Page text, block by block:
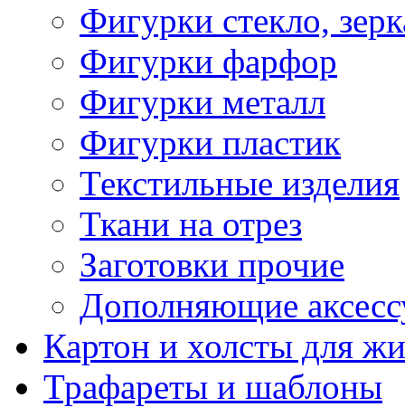
Фигурки стекло,
Фигурки фарфор
Фигурки металл
Фигурки пластик
Текстильные изделия
Ткани на отрез
Заготовки прочие
Дополняющие
Картон и холсты для
Трафареты и шаблоны